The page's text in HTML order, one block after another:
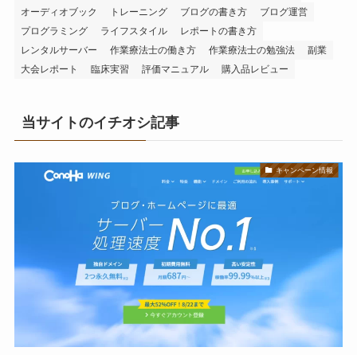
オーディオブック
トレーニング ブログの書き方
ブログ運営
プログラミング
ライフスタイル
レポートの書き方
レンタルサーバー
作業療法士の働き方 作業療法士の勉強法
副業
大会レポート
臨床実習 評価マニュアル 購入品レビュー
当サイトのイチオシ記事
キャンペーン情報